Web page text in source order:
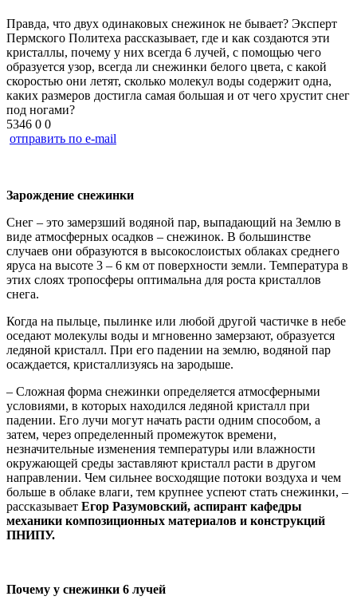
Правда, что двух одинаковых снежинок не бывает? Эксперт
Пермского Политеха рассказывает, где и как создаются эти
кристаллы, почему у них всегда 6 лучей, с помощью чего
образуется узор, всегда ли снежинки белого цвета, с какой
скоростью они летят, сколько молекул воды содержит одна,
каких размеров достигла самая большая и от чего хрустит снег
под ногами?
5346 0 0
отправить по e-mail
Зарождение снежинки
Снег – это замерзший водяной пар, выпадающий на Землю в
виде атмосферных осадков – снежинок. В большинстве
случаев они образуются в высокослоистых облаках среднего
яруса на высоте 3 – 6 км от поверхности земли. Температура в
этих слоях тропосферы оптимальна для роста кристаллов
снега.
Когда на пыльце, пылинке или любой другой частичке в небе
оседают молекулы воды и мгновенно замерзают, образуется
ледяной кристалл. При его падении на землю, водяной пар
осаждается, кристаллизуясь на зародыше.
– Сложная форма снежинки определяется атмосферными
условиями, в которых находился ледяной кристалл при
падении. Его лучи могут начать расти одним способом, а
затем, через определенный промежуток времени,
незначительные изменения температуры или влажности
окружающей среды заставляют кристалл расти в другом
направлении. Чем сильнее восходящие потоки воздуха и чем
больше в облаке влаги, тем крупнее успеют стать снежинки, –
рассказывает Егор Разумовский, аспирант кафедры
механики композиционных материалов и конструкций
ПНИПУ.
Почему у снежинки 6 лучей